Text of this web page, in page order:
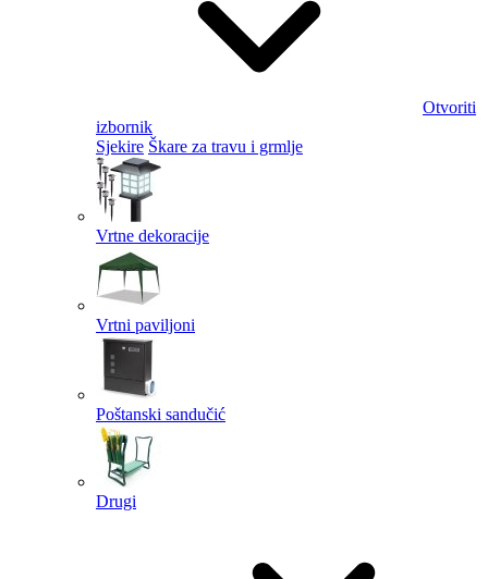
Otvoriti
izbornik
Sjekire Škare za travu i grmlje
Vrtne dekoracije
Vrtni paviljoni
Poštanski sandučić
Drugi